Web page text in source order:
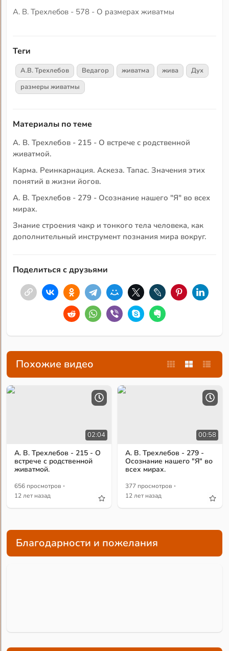
А. В. Трехлебов - 578 - О размерах живатмы
Теги
А.В. Трехлебов Ведагор живатма жива
Дух
размеры живатмы
Материалы по теме
А. В. Трехлебов - 215 - О встрече с родственной
живатмой.
Карма. Реинкарнация. Аскеза. Тапас. Значения этих
понятий в жизни йогов.
А. В. Трехлебов - 279 - Осознание нашего "Я" во всех
мирах.
Знание строения чакр и тонкого тела человека, как
дополнительный инструмент познания мира вокруг.
Поделиться с друзьями
Похожие видео
02:04
А. В. Трехлебов - 215 - О
встрече с родственной
живатмой.
656 просмотров ·
12 лет назад
00:58
А. В. Трехлебов - 279 -
Осознание нашего "Я" во
всех мирах.
377 просмотров ·
12 лет назад
Благодарности и пожелания